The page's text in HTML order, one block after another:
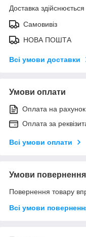
Доставка
Самовивіз
НОВА ПОШТА
Всі умови доставки
Умови оплати
Оплата на рахунок
Оплата за
Всі умови оплати
Умови повернення
Повернення товару
Всі умови